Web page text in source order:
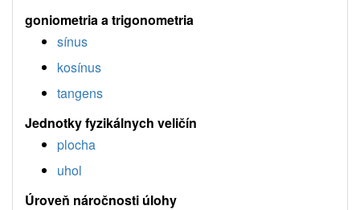
goniometria a trigonometria
sínus
kosínus
tangens
Jednotky fyzikálnych veličín
plocha
uhol
Úroveň náročnosti úlohy